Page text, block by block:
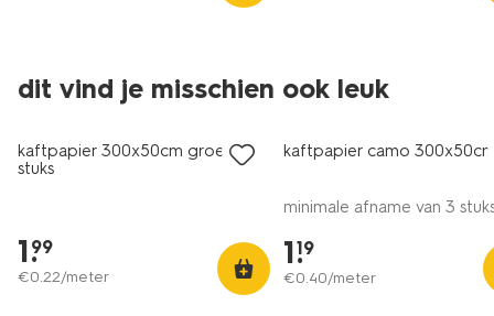
dit vind je misschien ook leuk
nieuw
kaftpapier 300x50cm groen - 3
stuks
1.
99
€0.22/meter
kaftpapier camo
minimale afname van 3
1.
19
€0.40/meter